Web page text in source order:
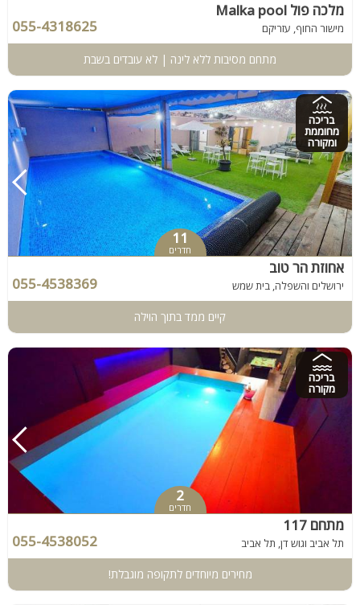
מלכה פול Malka pool
מישור החוף, עזריקם 055-4318625
מתחם מסיבות ללא לינה | לא עובדים בשבת
בריכה
מחוממת
ומקורה
11
חדרים
אחוזת הר טוב
ירושלים והשפלה, בית שמש 055-4538369
קיים ממד בתוך הוילה
בריכה
מקורה
2
חדרים
מתחם 117
תל אביב וגוש דן, תל אביב 055-4538052
מחירים מיוחדים לתקופה מוגבלת!